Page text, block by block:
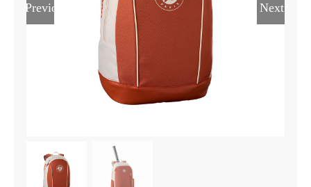
Previous Next